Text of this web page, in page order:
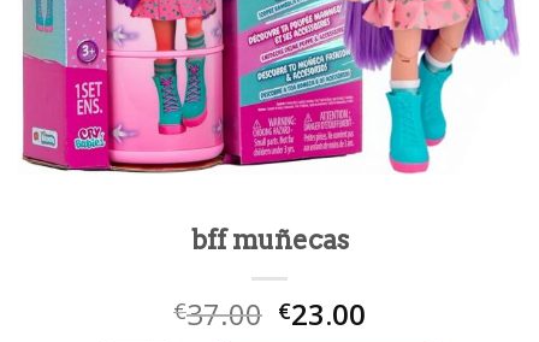
bff muñecas
€37.00 €23.00